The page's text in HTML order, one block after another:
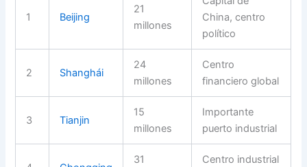
1 Beijing
21
millones
China, centro
político
2 Shanghái
24
millones
Centro
financiero global
3 Tianjin
15
millones
Importante
puerto industrial
31
Centro industrial